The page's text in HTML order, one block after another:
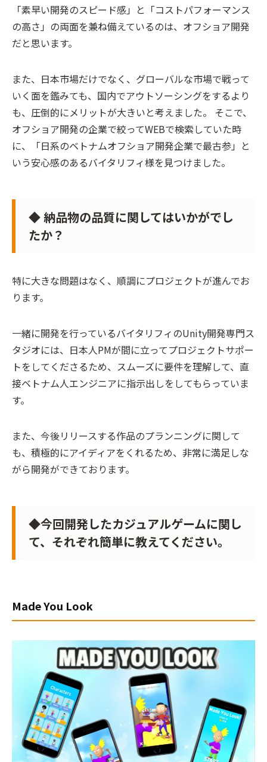
「素早い開発のスピード感」と「コストパフォーマンス
の高さ」の両面を兼ね備えているのは、オフショア開発
だと思います。
また、日本市場だけでなく、グローバルな市場で戦って
いく面を鑑みても、国内でアウトソーシングをするより
も、圧倒的にメリットが大きいと考えました。 そこで、
オフショア開発の企業で絞ってWEBで検索していた時
に、「日系のベトナムオフショア開発企業で最古参」と
いう安心感のあるバイタリフィ様を見つけました。
◆ 納品物の品質に関してはいかがでし
たか？
特に大きな問題はなく、順調にプロジェクトが進んでお
ります。
一緒に開発を行っているバイタリフィのUnity開発専門ス
タジオには、日本人PMが間に立ってプロジェクトサポー
トをしてくださるため、スムーズに要件を理解して、直
接ベトナム人エンジニアに指示出しをしてもらっていま
す。
また、今後リリースする作品のプランニングに関して
も、積極的にアイディアをくれるため、非常に満足しな
がら開発ができております。
◆今回開発したカジュアルゲームに関し
て、それぞれ簡単に教えてください。
Made You Look